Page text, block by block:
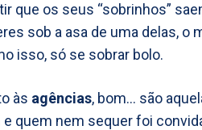
que os seus “sobrinhos”
sob a asa de uma delas, o
isso, só se sobrar bolo.
às agências, bom… são
e quem nem sequer foi